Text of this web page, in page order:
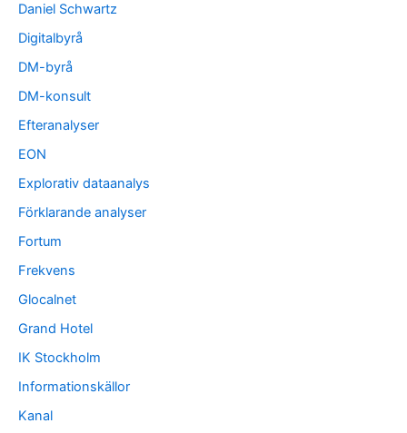
Daniel Schwartz
Digitalbyrå
DM-byrå
DM-konsult
Efteranalyser
EON
Explorativ dataanalys
Förklarande analyser
Fortum
Frekvens
Glocalnet
Grand Hotel
IK Stockholm
Informationskällor
Kanal